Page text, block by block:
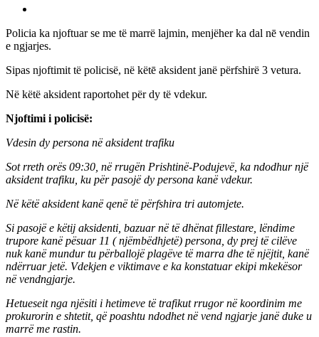
Policia ka njoftuar se me të marrë lajmin, menjëher ka dal nē vendin
e ngjarjes.
Sipas njoftimit të policisë, në këtē aksident janë përfshirë 3 vetura.
Në këtë aksident raportohet për dy të vdekur.
Njoftimi i policisë:
Vdesin dy persona në aksident trafiku
Sot rreth orës 09:30, në rrugën Prishtinë-Podujevë, ka ndodhur një
aksident trafiku, ku për pasojë dy persona kanë vdekur.
Në këtë aksident kanë qenë të përfshira tri automjete.
Si pasojë e këtij aksidenti, bazuar në të dhënat fillestare, lëndime
trupore kanë pësuar 11 ( njëmbëdhjetë) persona, dy prej të cilëve
nuk kanë mundur tu përballojë plagëve të marra dhe të njëjtit, kanë
ndërruar jetë. Vdekjen e viktimave e ka konstatuar ekipi mkekësor
në vendngjarje.
Hetueseit nga njësiti i hetimeve të trafikut rrugor në koordinim me
prokurorin e shtetit, që poashtu ndodhet në vend ngjarje janë duke u
marrë me rastin.